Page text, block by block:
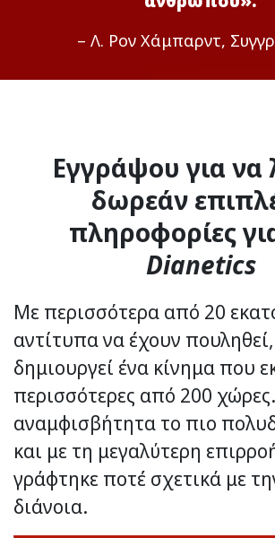
– Λ. Ρον Χάμπαρντ,
Εγγράψου για να
δωρεάν
πληροφορίες
Dianetics
Με περισσότερα από 20
αντίτυπα να έχουν
δημιουργεί ένα κίνημα που
περισσότερες από 200
αναμφισβήτητα το πιο
και με τη μεγαλύτερη
γράφτηκε ποτέ σχετικά με
διάνοια.